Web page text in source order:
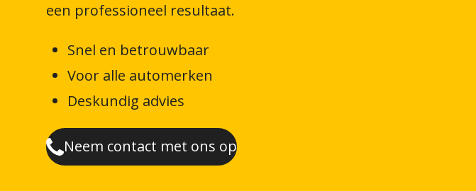
een professioneel resultaat.
Snel en betrouwbaar
Voor alle automerken
Deskundig advies
Neem contact met ons op